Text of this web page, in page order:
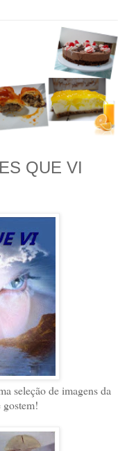
QUE VI
seleção de imagens da
gostem!